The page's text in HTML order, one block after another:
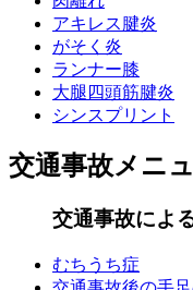
アキレス腱炎
がそく炎
ランナー膝
大腿四頭筋腱炎
シンスプリント
交通事故メニ
交通事故によ
むちうち症